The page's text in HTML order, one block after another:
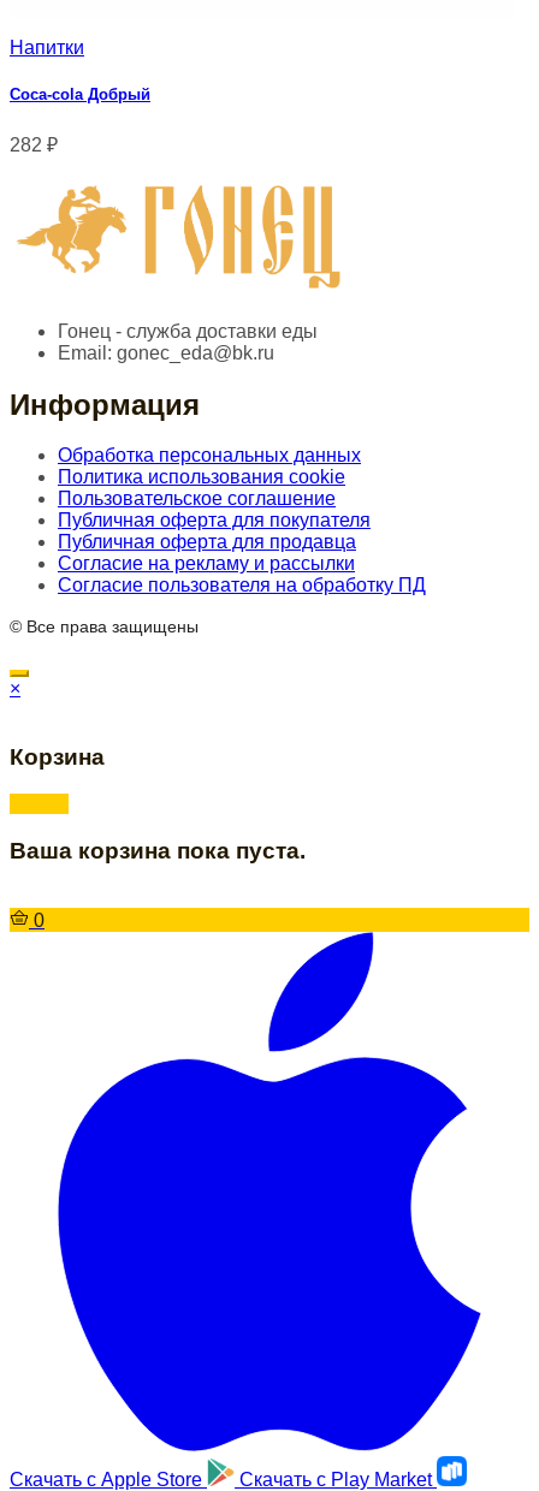
Напитки
Coca-cola Добрый
282 ₽
Гонец - служба доставки еды
Email: gonec_eda@bk.ru
Информация
Обработка персональных данных
Политика использования cookie
Пользовательское соглашение
Публичная оферта для покупателя
Публичная оферта для продавца
Согласие на рекламу и рассылки
Согласие пользователя на обработку ПД
© Все права защищены
×
Корзина
Ваша корзина пока пуста.
0
Скачать с Apple Store Скачать с Play Market